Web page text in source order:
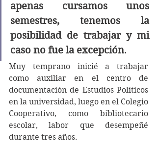
apenas cursamos unos
semestres, tenemos la
posibilidad de trabajar y mi
caso no fue la excepción.
Muy temprano inicié a trabajar
como auxiliar en el centro de
documentación de Estudios Políticos
en la universidad, luego en el Colegio
Cooperativo, como bibliotecario
escolar, labor que desempeñé
durante tres años.